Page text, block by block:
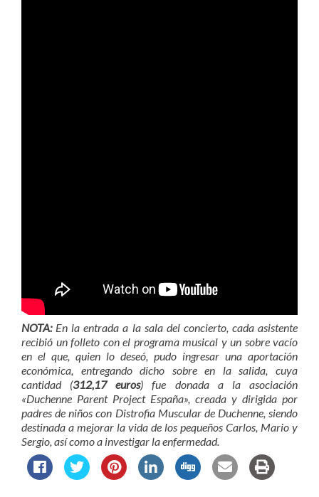
NOTA:En la entrada a la sala del concierto, cada asistente
recibió un folleto con el programa musical y un sobre vacío
en el que, quien lo deseó, pudo ingresar una aportación
económica, entregando dicho sobre en la salida, cuya
cantidad (312,17 euros) fue donada a la asociación
«Duchenne Parent Project España», creada y dirigida por
padres de niños con Distrofia Muscular de Duchenne, siendo
destinada a mejorar la vida de los pequeños Carlos, Mario y
Sergio, así como a investigar la enfermedad.